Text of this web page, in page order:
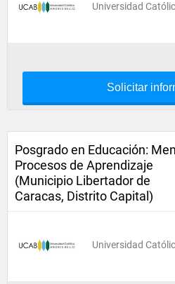
Universidad
Solicitar
Posgrado en Educación:
Procesos de Aprendizaje
(Municipio Libertador de
Caracas, Distrito Capital)
Universidad